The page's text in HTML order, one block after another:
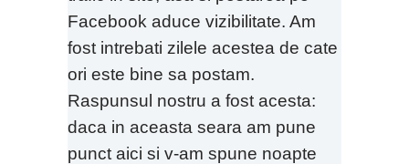
Facebook aduce vizibilitate. Am
fost intrebati zilele acestea de cate
ori este bine sa postam.
Raspunsul nostru a fost acesta:
daca in aceasta seara am pune
punct aici si v-am spune noapte